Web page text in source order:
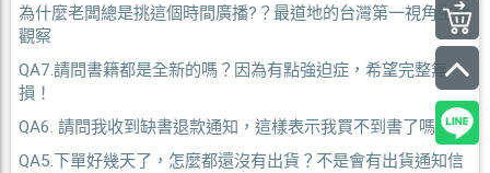
為什麼老闆總是挑這個時間廣播?？最道地的台灣第一視角生活
觀察
QA7.請問書籍都是全新的嗎？因為有點強迫症，希望完整無
損！
QA6. 請問我收到缺書退款通知，這樣表示我買不到書了嗎？
QA5.下單好幾天了，怎麼都還沒有出貨？不是會有出貨通知信